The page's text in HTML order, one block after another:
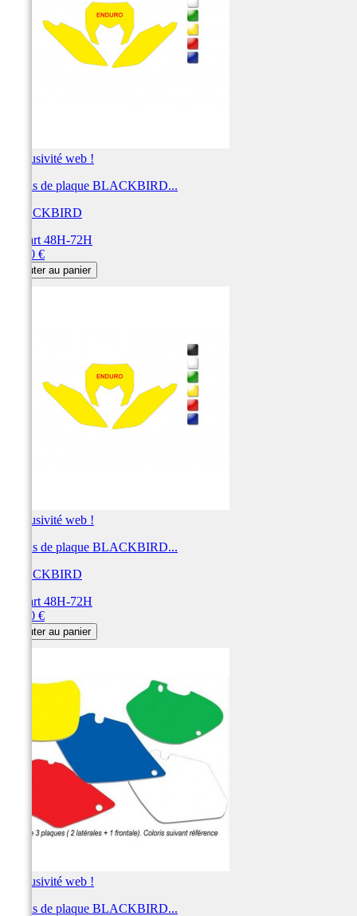
Exclusivité web !
Fonds de plaque BLACKBIRD...
BLACKBIRD
Départ 48H-72H
28,80 €
Ajouter au panier
Exclusivité web !
Fonds de plaque BLACKBIRD...
BLACKBIRD
Départ 48H-72H
28,80 €
Ajouter au panier
Exclusivité web !
Fonds de plaque BLACKBIRD...